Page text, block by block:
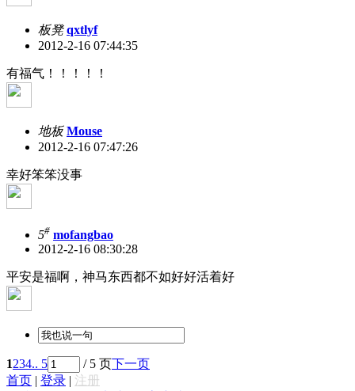
板凳 qxtlyf
2012-2-16 07:44:35
有福气！！！！！
地板 Mouse
2012-2-16 07:47:26
幸好笨笨没事
5# mofangbao
2012-2-16 08:30:28
平安是福啊，神马东西都不如好好活着好
1234.. 5 / 5 页下一页
首页 | 登录 | 注册